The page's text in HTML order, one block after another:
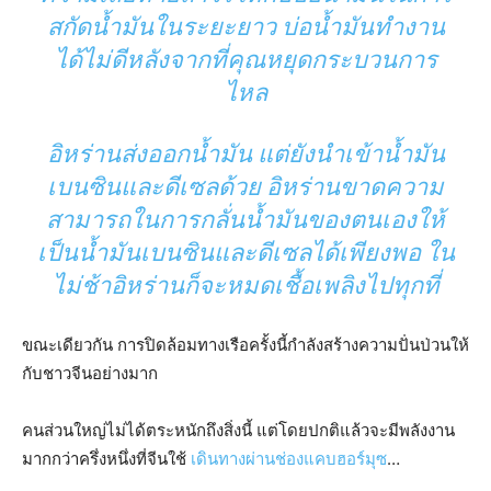
สกัดน้ำมันในระยะยาว บ่อน้ำมันทำงาน
ได้ไม่ดีหลังจากที่คุณหยุดกระบวนการ
ไหล
อิหร่านส่งออกน้ำมัน แต่ยังนำเข้าน้ำมัน
เบนซินและดีเซลด้วย อิหร่านขาดความ
สามารถในการกลั่นน้ำมันของตนเองให้
เป็นน้ำมันเบนซินและดีเซลได้เพียงพอ ใน
ไม่ช้าอิหร่านก็จะหมดเชื้อเพลิงไปทุกที่
ขณะเดียวกัน การปิดล้อมทางเรือครั้งนี้กำลังสร้างความปั่นป่วนให้
กับชาวจีนอย่างมาก
คนส่วนใหญ่ไม่ได้ตระหนักถึงสิ่งนี้ แต่โดยปกติแล้วจะมีพลังงาน
มากกว่าครึ่งหนึ่งที่จีนใช้ เดินทางผ่านช่องแคบฮอร์มุซ…